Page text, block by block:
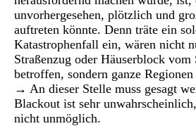
Tab)
unvorhergesehen, plötzlich und
auftreten könnte. Denn träte ein
Katastrophenfall ein, wären nicht
Straßenzug oder Häuserblock vom
betroffen, sondern ganze
→ An dieser Stelle muss gesagt
Blackout ist sehr
nicht unmöglich.